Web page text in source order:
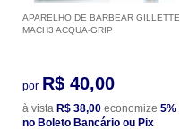
APARELHO DE BARBEAR GILLETTE
MACH3 ACQUA-GRIP
por R$ 40,00
à vista R$ 38,00 economize 5%
no Boleto Bancário ou Pix